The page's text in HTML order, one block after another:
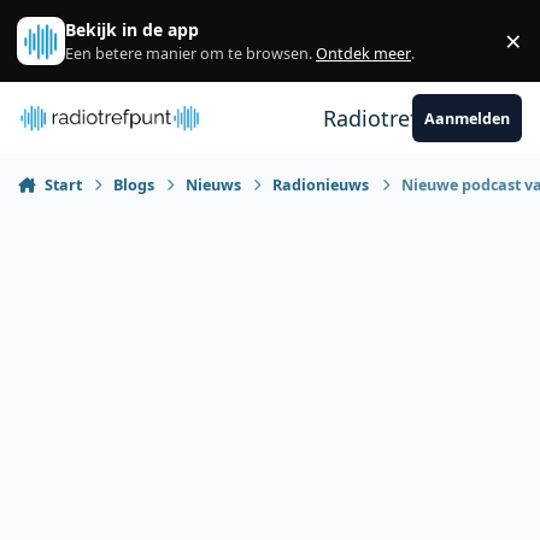
Spring naar bijdragen
Bekijk in de app
Een betere manier om te browsen.Ontdek meer. ×
RadiotrefpuntAanmelden
Start Blogs Nieuws Radionieuws Nieuwe podcast